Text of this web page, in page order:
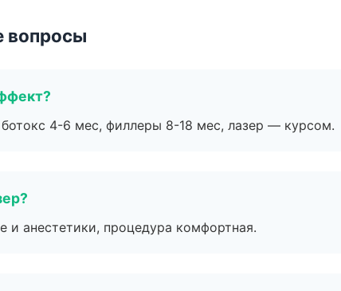
вопросы
4-6 мес, филлеры 8-18 мес, лазер — курсом.
и анестетики, процедура комфортная.